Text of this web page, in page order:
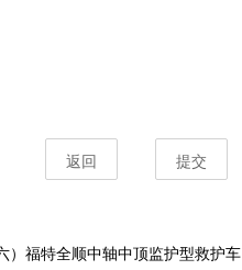
返回 提交
）福特全顺中轴中顶监护型救护车